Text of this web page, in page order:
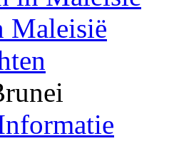
Maleisië